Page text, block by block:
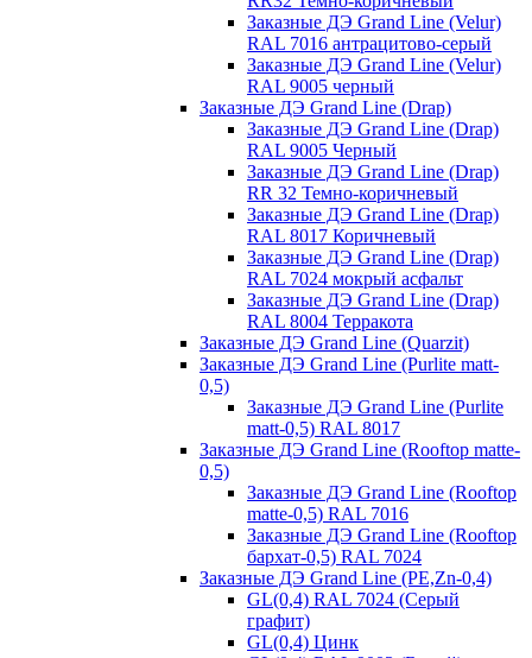
Заказные ДЭ Grand Line (Velur)
RAL 7016 антрацитово-серый
Заказные ДЭ Grand Line (Velur)
RAL 9005 черный
Заказные ДЭ Grand Line (Drap)
Заказные ДЭ Grand Line (Drap)
RAL 9005 Черный
Заказные ДЭ Grand Line (Drap)
RR 32 Темно-коричневый
Заказные ДЭ Grand Line (Drap)
RAL 8017 Коричневый
Заказные ДЭ Grand Line (Drap)
RAL 7024 мокрый асфальт
Заказные ДЭ Grand Line (Drap)
RAL 8004 Терракота
Заказные ДЭ Grand Line (Quarzit)
Заказные ДЭ Grand Line (Purlite matt-
0,5)
Заказные ДЭ Grand Line (Purlite
matt-0,5) RAL 8017
Заказные ДЭ Grand Line (Rooftop matte-
0,5)
Заказные ДЭ Grand Line (Rooftop
matte-0,5) RAL 7016
Заказные ДЭ Grand Line (Rooftop
бархат-0,5) RAL 7024
Заказные ДЭ Grand Line (PE,Zn-0,4)
GL(0,4) RAL 7024 (Серый
графит)
GL(0,4) Цинк